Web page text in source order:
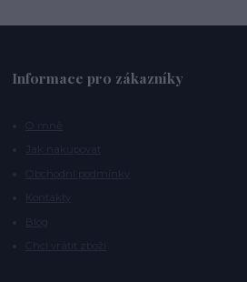
Informace pro zákazníky